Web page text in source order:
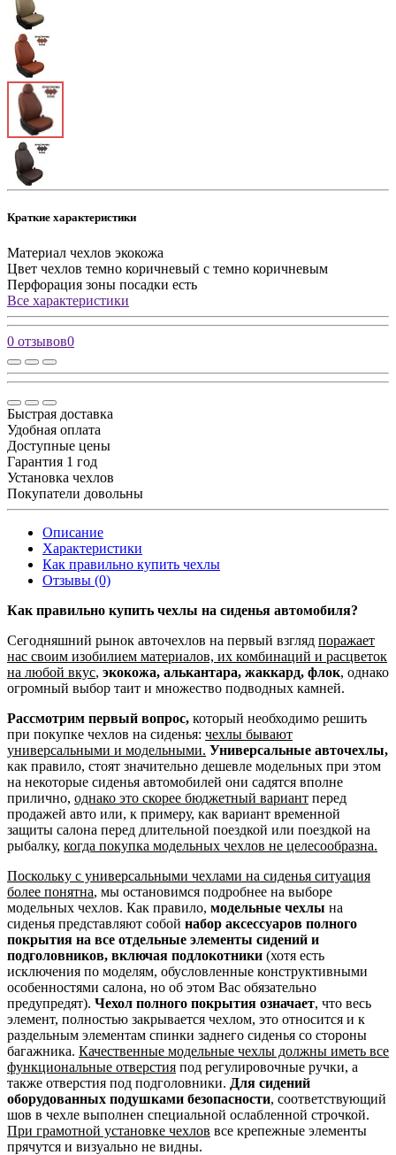
Краткие характеристики
Материал чехлов экокожа
Цвет чехлов темно коричневый с темно коричневым
Перфорация зоны посадки есть
Все характеристики
0 отзывов0
Быстрая доставка
Удобная оплата
Доступные цены
Гарантия 1 год
Установка чехлов
Покупатели довольны
Описание
Характеристики
Как правильно купить чехлы
Отзывы (0)
Как правильно купить чехлы на сиденья автомобиля?
Сегодняшний рынок авточехлов на первый взгляд поражает
нас своим изобилием материалов, их комбинаций и расцветок
на любой вкус, экокожа, алькантара, жаккард, флок, однако
огромный выбор таит и множество подводных камней.
Рассмотрим первый вопрос, который необходимо решить
при покупке чехлов на сиденья: чехлы бывают
универсальными и модельными. Универсальные авточехлы,
как правило, стоят значительно дешевле модельных при этом
на некоторые сиденья автомобилей они садятся вполне
прилично, однако это скорее бюджетный вариант перед
продажей авто или, к примеру, как вариант временной
защиты салона перед длительной поездкой или поездкой на
рыбалку, когда покупка модельных чехлов не целесообразна.
Поскольку с универсальными чехлами на сиденья ситуация
более понятна, мы остановимся подробнее на выборе
модельных чехлов. Как правило, модельные чехлы на
сиденья представляют собой набор аксессуаров полного
покрытия на все отдельные элементы сидений и
подголовников, включая подлокотники (хотя есть
исключения по моделям, обусловленные конструктивными
особенностями салона, но об этом Вас обязательно
предупредят). Чехол полного покрытия означает, что весь
элемент, полностью закрывается чехлом, это относится и к
раздельным элементам спинки заднего сиденья со стороны
багажника. Качественные модельные чехлы должны иметь все
функциональные отверстия под регулировочные ручки, а
также отверстия под подголовники. Для сидений
оборудованных подушками безопасности, соответствующий
шов в чехле выполнен специальной ослабленной строчкой.
При грамотной установке чехлов все крепежные элементы
прячутся и визуально не видны.